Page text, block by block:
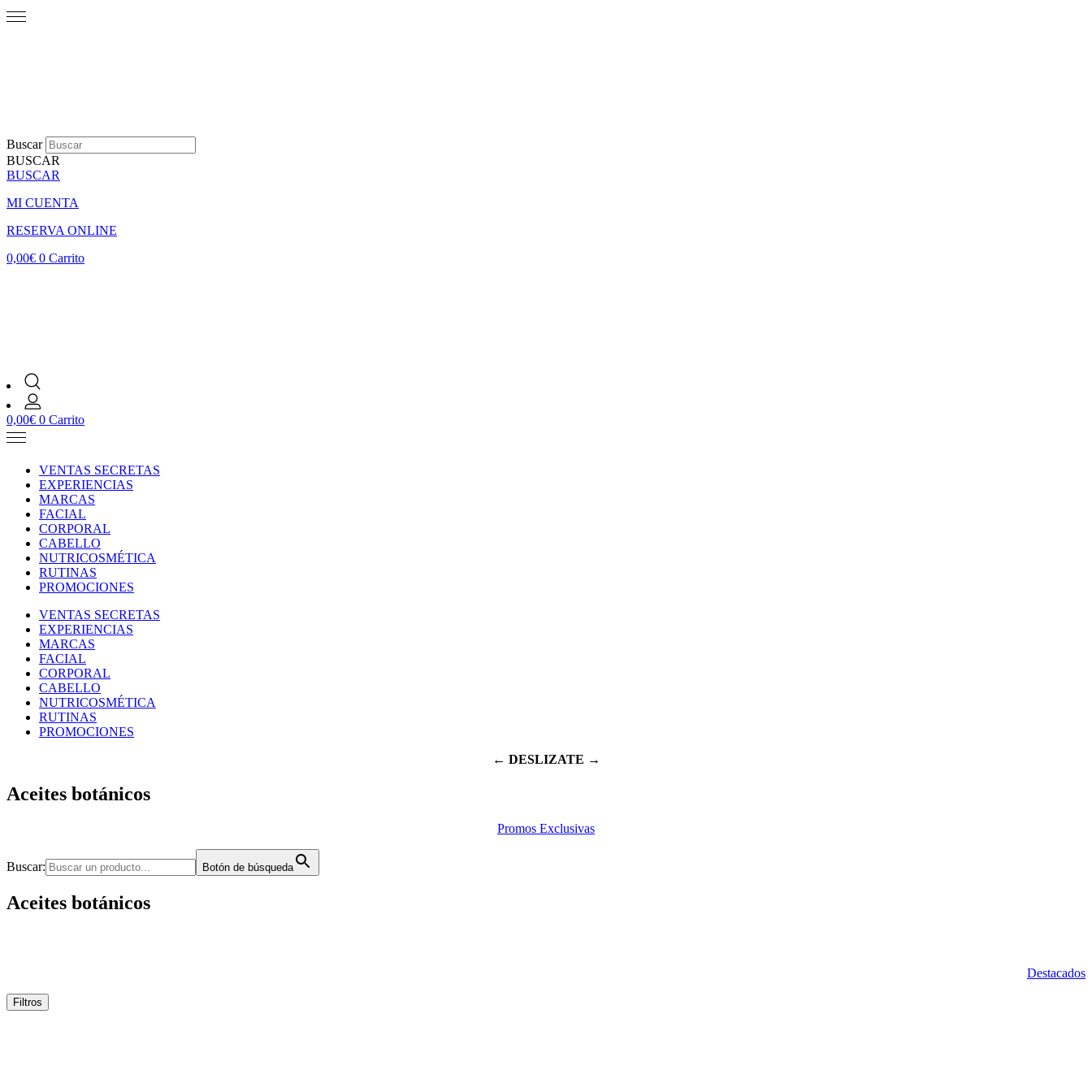
Buscar
BUSCAR
BUSCAR
MI CUENTA
RESERVA ONLINE
0,00€ 0 Carrito
0,00€ 0 Carrito
VENTAS SECRETAS
EXPERIENCIAS
MARCAS
FACIAL
CORPORAL
CABELLO
NUTRICOSMÉTICA
RUTINAS
PROMOCIONES
VENTAS SECRETAS
EXPERIENCIAS
MARCAS
FACIAL
CORPORAL
CABELLO
NUTRICOSMÉTICA
RUTINAS
PROMOCIONES
← DESLIZATE →
Aceites botánicos
Promos Exclusivas
Buscar: Botón de búsqueda
Aceites botánicos
Destacados
Filtros